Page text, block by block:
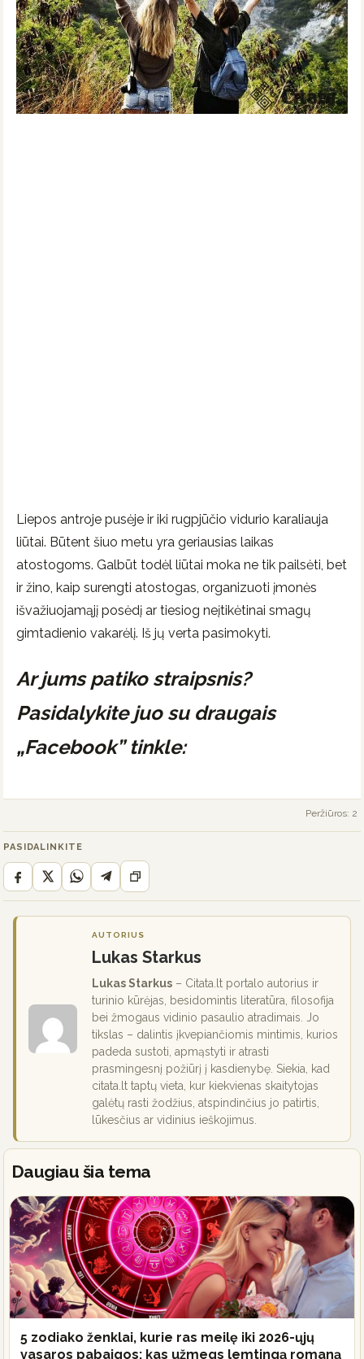
Liepos antroje pusėje ir iki rugpjūčio vidurio karaliauja
liūtai. Būtent šiuo metu yra geriausias laikas
atostogoms. Galbūt todėl liūtai moka ne tik pailsėti, bet
ir žino, kaip surengti atostogas, organizuoti įmonės
išvažiuojamąjį posėdį ar tiesiog neįtikėtinai smagų
gimtadienio vakarėlį. Iš jų verta pasimokyti.
Ar jums patiko straipsnis?
Pasidalykite juo su draugais
„Facebook” tinkle:
Peržiūros: 2
PASIDALINKITE
AUTORIUS
Lukas Starkus
Lukas Starkus – Citata.lt portalo autorius ir
turinio kūrėjas, besidomintis literatūra, filosofija
bei žmogaus vidinio pasaulio atradimais. Jo
tikslas – dalintis įkvepiančiomis mintimis, kurios
padeda sustoti, apmąstyti ir atrasti
prasmingesnį požiūrį į kasdienybę. Siekia, kad
citata.lt taptų vieta, kur kiekvienas skaitytojas
galėtų rasti žodžius, atspindinčius jo patirtis,
lūkesčius ar vidinius ieškojimus.
Daugiau šia tema
5 zodiako ženklai, kurie ras meilę iki 2026-ųjų
vasaros pabaigos: kas užmegs lemtingą romaną